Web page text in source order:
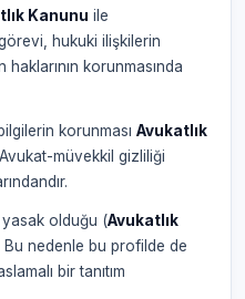
Kanunu ile
hukuki ilişkilerin
korunmasında
korunması Avukatlık
Avukat-müvekkil gizliliği
olduğu (Avukatlık
Bu nedenle bu profilde de
bir tanıtım